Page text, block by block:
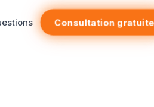
Consultation gratuite